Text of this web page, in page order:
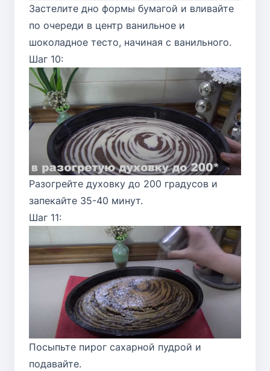
Застелите дно формы бумагой и вливайте
по очереди в центр ванильное и
шоколадное тесто, начиная с ванильного.
Шаг 10:
Разогрейте духовку до 200 градусов и
запекайте 35-40 минут.
Шаг 11:
Посыпьте пирог сахарной пудрой и
подавайте.